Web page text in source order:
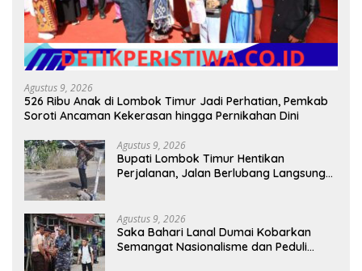
Agustus 9, 2026
526 Ribu Anak di Lombok Timur Jadi Perhatian, Pemkab
Soroti Ancaman Kekerasan hingga Pernikahan Dini
Agustus 9, 2026
Bupati Lombok Timur Hentikan
Perjalanan, Jalan Berlubang Langsung
Agustus 9, 2026
Saka Bahari Lanal Dumai Kobarkan
Semangat Nasionalisme dan Peduli